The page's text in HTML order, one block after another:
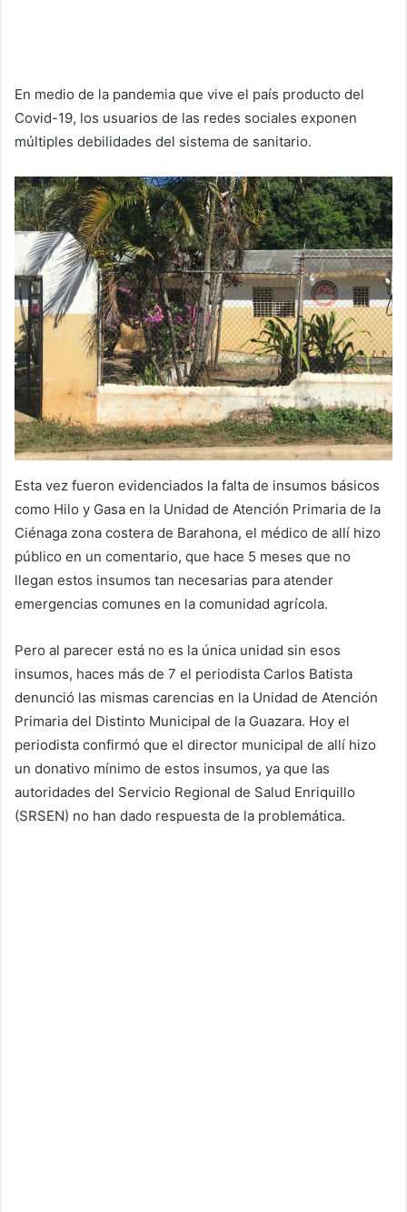
En medio de la pandemia que vive el país producto del
Covid-19, los usuarios de las redes sociales exponen
múltiples debilidades del sistema de sanitario.
Esta vez fueron evidenciados la falta de insumos básicos
como Hilo y Gasa en la Unidad de Atención Primaria de la
Ciénaga zona costera de Barahona, el médico de allí hizo
público en un comentario, que hace 5 meses que no
llegan estos insumos tan necesarias para atender
emergencias comunes en la comunidad agrícola.
Pero al parecer está no es la única unidad sin esos
insumos, haces más de 7 el periodista Carlos Batista
denunció las mismas carencias en la Unidad de Atención
Primaria del Distinto Municipal de la Guazara. Hoy el
periodista confirmó que el director municipal de allí hizo
un donativo mínimo de estos insumos, ya que las
autoridades del Servicio Regional de Salud Enriquillo
(SRSEN) no han dado respuesta de la problemática.